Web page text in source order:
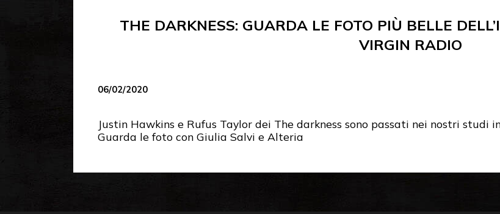
THE DARKNESS: GUARDA LE FOTO PIÙ BELLE
VIRGIN RADIO
06/02/2020
Justin Hawkins e Rufus Taylor dei The darkness sono passati nei nostri studi
Guarda le foto con Giulia Salvi e Alteria